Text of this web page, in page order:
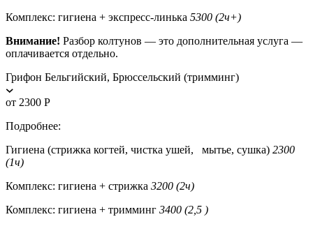
Комплекс: гигиена + экспресс-линька 5300 (2ч+)
Внимание! Разбор колтунов — это дополнительная услуга —
оплачивается отдельно.
Грифон Бельгийский, Брюссельский (тримминг)
от 2300 Р
Подробнее:
Гигиена (стрижка когтей, чистка ушей, мытье, сушка) 2300
(1ч)
Комплекс: гигиена + стрижка 3200 (2ч)
Комплекс: гигиена + тримминг 3400 (2,5 )